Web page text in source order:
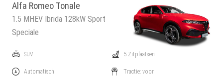
Alfa Romeo Tonale
1.5 MHEV Ibrida 128kW Sport
Speciale
SUV
Automatisch
5 Zitplaatsen
Tractie: voor